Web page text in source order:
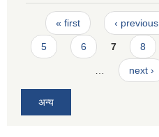
Pages
« first ‹ previous
5 6 7 8
next ›
अन्य